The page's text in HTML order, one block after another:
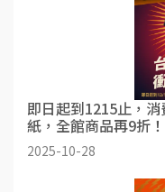
即日起到1215止，
紙，全館商品再9折！
2025-10-28